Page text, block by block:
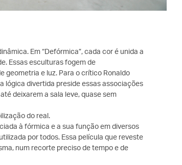
Em “Defórmica”, cada cor é unida a
Essas esculturas fogem de
geometria e luz. Para o crítico Ronaldo
lógica divertida preside essas associações
deixarem a sala leve, quase sem
do real.
à fórmica e a sua função em diversos
por todos. Essa película que reveste
num recorte preciso de tempo e de